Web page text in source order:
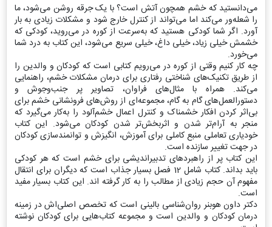
می‌دانستید که خشم همچون آتش است؟ با یک جرقه روشن می‌شود، ما
را شعله‌ور می‌کند اما می‌تواند از کنترل خارج شود و مشکلات زیادی به بار
آورد. اگر شما کودکی هستید که به‌سرعت از کوره در می‌روید، کودکی که
خشمش خیلی زیاد، خیلی داغ، خیلی سریع می‌شود، این کتاب به درد شما
می‌خورد.
چه کار کنیم وقتی از کوره در می‌رویم کتابی است که کودکان و والدین را
از طریق تکنیک‌های شناختی رفتاری برای درمان مشکلات خشم، راهنمایی
می‌کند. همراه با مثال‌های فراوان، تصاویر پر جنب‌و‌جوش و
دستورالعمل‌های گام به گام، مجموعه‌ای از روش‌های فرونشانی خشم برای
بی‌اثر کردن افکار خشمناک و کنترل اعمال خشم‌آلود را به‌کار می‌گیرد که
منجر به آرام‌تر شدن و اثربخش‌تر شدن کودکان می‌شود. این کتاب
خودیاری تعاملی منبع کاملی برای آموزش، انگیزش و توانمندسازی کودکان
در جهت تغییر سازنده است.
این کتاب پر از راهبردهای تدبیراندیشی برای خشم است که هر کودکی
باید بداند. کتاب شامل 12 فصل بسیار جذاب است که دیگران برای انتقال
مفهوم آن حجم زیادی از مطالب را به کار گرفته اند. این کتاب بسیار مفید
است.
دکتر داون هوبنر روان‌شناسی بالینی است که تخصص اصلی‌اش در زمینه
درمان کودکان و والدین است و مجموعه کتاب‌هایی برای کودکان نوشته